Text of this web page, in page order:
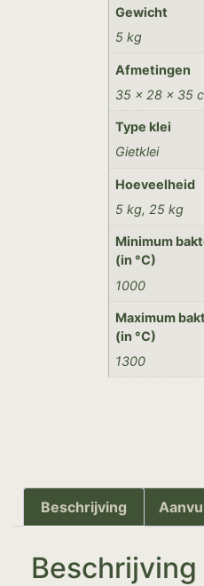
Gewicht
5 kg
Afmetingen
35 × 28 × 35
Type klei
Gietklei
Hoeveelheid
5 kg, 25 kg
Minimum
(in °C)
1000
Maximum
(in °C)
1300
Beschrijving
Beschrijving